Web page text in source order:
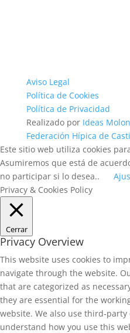
Aviso Legal
Política de Cookies
Política de Privacidad
Realizado por Ideas
Federación Hípica de
Este sitio web utiliza cookies
Asumiremos que está de
no participar si lo desea..
Privacy & Cookies Policy
Cerrar
Privacy Overview
This website uses cookies to
navigate through the website.
that are categorized as
they are essential for the
website. We also use third-
understand how you use this